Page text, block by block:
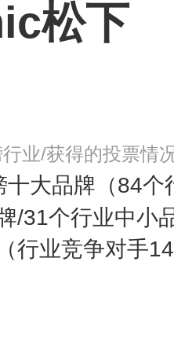
松下
业/获得的投票情
十大品牌 （84
/31个行业中小
（行业竞争对手